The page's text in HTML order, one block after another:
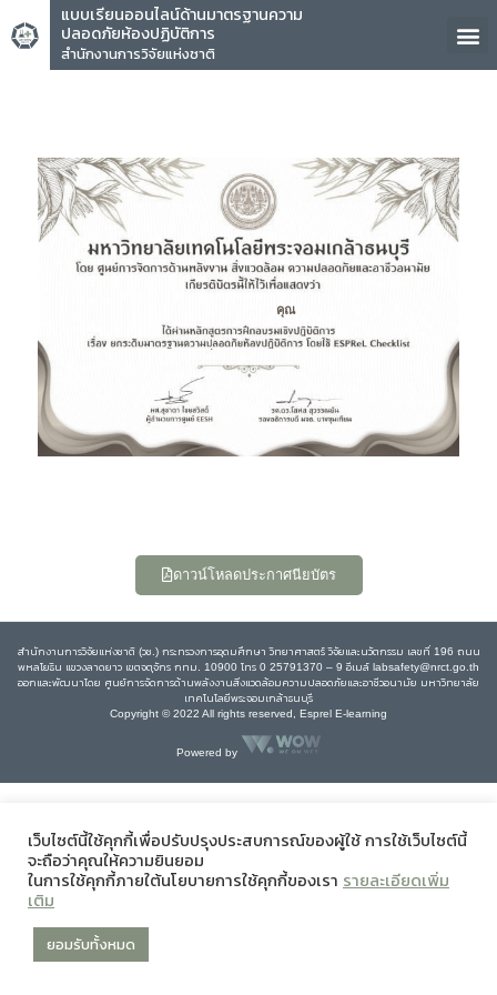
แบบเรียนออนไลน์ด้านมาตรฐานความ
ปลอดภัยห้องปฏิบัติการ
สำนักงานการวิจัยแห่งชาติ
คุณ
ดาวน์โหลดประกาศนียบัตร
สำนักงานการวิจัยแห่งชาติ (วช.) กระทรวงการอุดมศึกษา วิทยาศาสตร์ วิจัยและนวัตกรรม เลขที่ 196 ถนน
พหลโยธิน แขวงลาดยาว เขตจตุจักร กทม. 10900 โทร 0 25791370 – 9 อีเมล์ labsafety@nrct.go.th
ออกและพัฒนาโดย ศูนย์การจัดการด้านพลังงานสิ่งแวดล้อมความปลอดภัยและอาชีวอนามัย มหาวิทยาลัย
เทคโนโลยีพระจอมเกล้าธนบุรี
Copyright © 2022 All rights reserved, Esprel E-learning
Powered by
เว็บไซต์นี้ใช้คุกกี้เพื่อปรับปรุงประสบการณ์ของผู้ใช้ การใช้เว็บไซต์นี้
จะถือว่าคุณให้ความยินยอม
ในการใช้คุกกี้ภายใต้นโยบายการใช้คุกกี้ของเรา รายละเอียดเพิ่ม
เติม
ยอมรับทั้งหมด